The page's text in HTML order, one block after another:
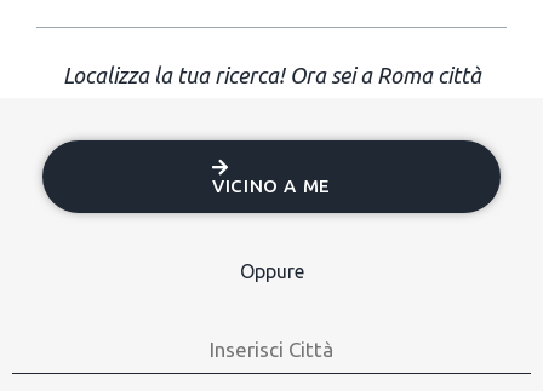
Localizza la tua ricerca! Ora sei a Roma città
VICINO A ME
Oppure